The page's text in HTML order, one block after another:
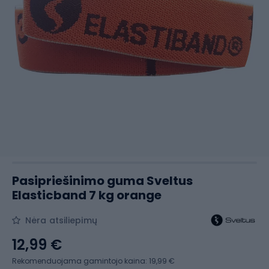
Pasipriešinimo guma Sveltus
Elasticband 7 kg orange
Nėra atsiliepimų
12,99 €
Rekomenduojama gamintojo kaina: 19,99 €